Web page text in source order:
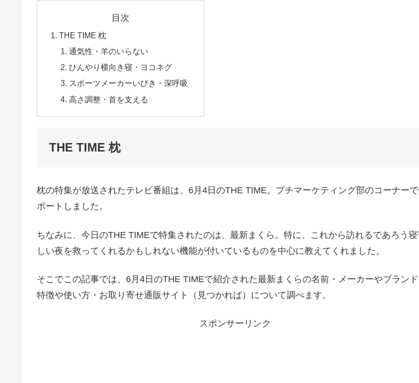
目次
THE TIME 枕
通気性・羊のいらない
ひんやり横向き寝・ヨコネグ
スポーツメーカーいびき・深呼吸
高さ調整・首を支える
THE TIME 枕
枕の特集が放送されたテレビ番組は、6月4日のTHE TIME。プチマーケティング部のコーナーで
ポートしました。
ちなみに、今日のTHE TIMEで特集されたのは、最新まくら。特に、これから訪れるであろう
しい夜を救ってくれるかもしれない機能が付いているものを中心に教えてくれました。
そこでこの記事では、6月4日のTHE TIMEで紹介された最新まくらの名前・メーカーやブランド
特徴や使い方・お取り寄せ通販サイト（見つかれば）について調べます。
スポンサーリンク